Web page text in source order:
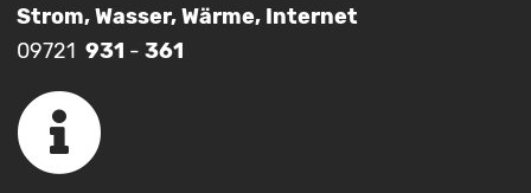
Strom, Wasser, Wärme, Internet
09721 931 - 361